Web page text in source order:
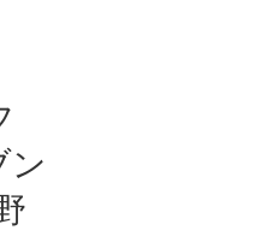
ン